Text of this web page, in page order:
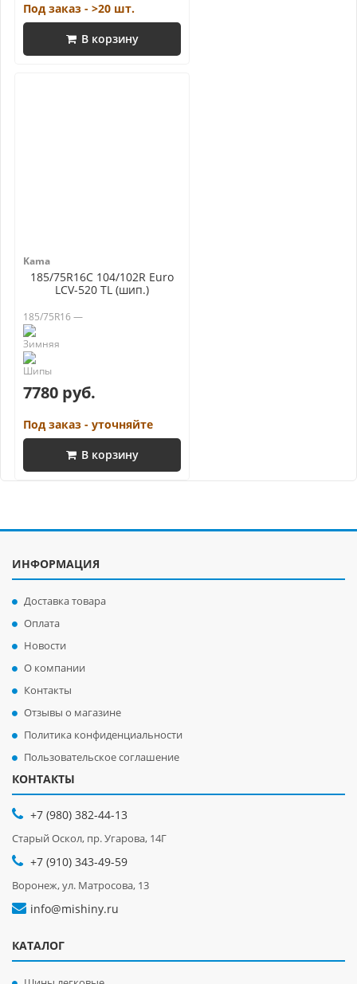
Под заказ - >20 шт.
В корзину
Kama
185/75R16C 104/102R Euro
LCV-520 TL (шип.)
185/75R16 —
7780 руб.
Под заказ - уточняйте
В корзину
ИНФОРМАЦИЯ
Доставка товара
Оплата
Новости
О компании
Контакты
Отзывы о магазине
Политика конфиденциальности
Пользовательское соглашение
КОНТАКТЫ
+7 (980) 382-44-13
Старый Оскол, пр. Угарова, 14Г
+7 (910) 343-49-59
Воронеж, ул. Матросова, 13
info@mishiny.ru
КАТАЛОГ